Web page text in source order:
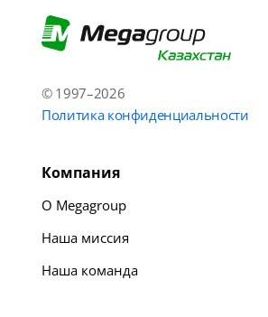
© 1997–2026
Политика конфиденциальности
Компания
О Megagroup
Наша миссия
Наша команда